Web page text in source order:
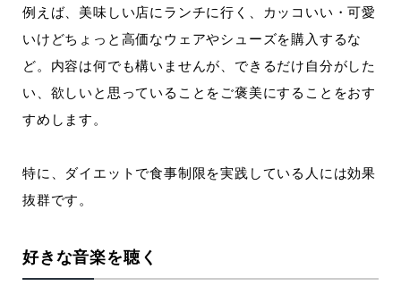
例えば、美味しい店にランチに行く、カッコいい・可愛
いけどちょっと高価なウェアやシューズを購入するな
ど。内容は何でも構いませんが、できるだけ自分がした
い、欲しいと思っていることをご褒美にすることをおす
すめします。
特に、ダイエットで食事制限を実践している人には効果
抜群です。
好きな音楽を聴く